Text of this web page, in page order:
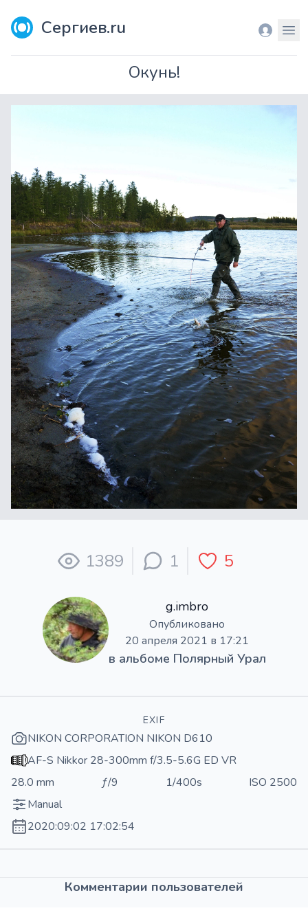
Сергиев.ru Вход
Окунь!
1389 1 5
g.imbro
Опубликовано
20 апреля 2021 в 17:21
в альбоме Полярный Урал
EXIF
NIKON CORPORATION NIKON D610
AF-S Nikkor 28-300mm f/3.5-5.6G ED VR
28.0 mm
ƒ/9 1/400s
ISO 2500
Manual
2020:09:02 17:02:54
Комментарии пользователей